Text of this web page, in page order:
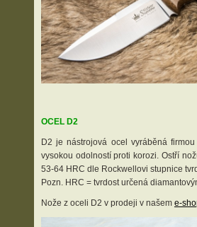
OCEL D2
D2 je nástrojová ocel vyráběná
vysokou odolností proti korozi. Ostří
53-64 HRC dle Rockwellovi stupnice
Pozn. HRC = tvrdost určená
Nože z oceli D2 v prodeji v našem e-